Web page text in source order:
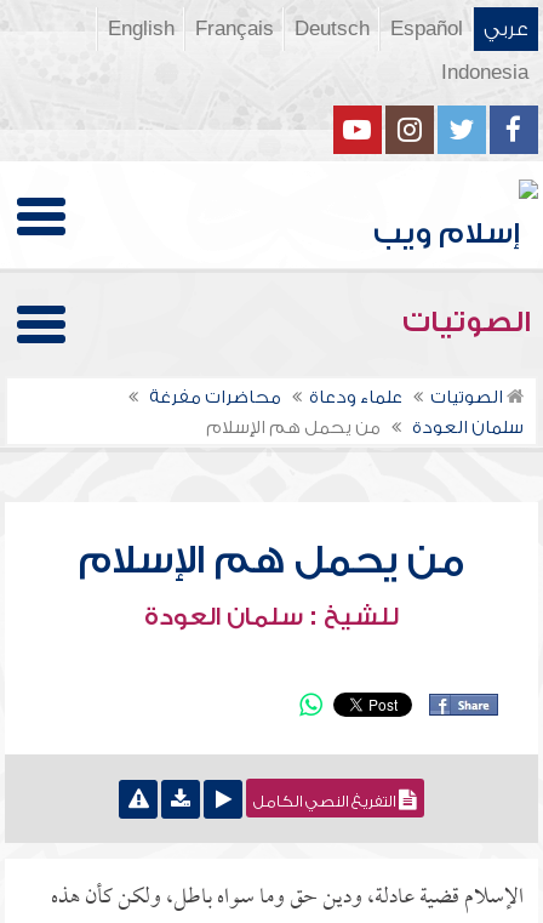
عربي Español
Deutsch
Français
English
Indonesia
الصوتيات
الصوتيات علماء ودعاة
محاضرات مفرغة
سلمان العودة
من يحمل هم الإسلام
من يحمل هم الإسلام
للشيخ : سلمان العودة
التفريغ النصي الكامل
الإسلام قضية عادلة، ودين حق وما سواه باطل، ولكن كأن هذه